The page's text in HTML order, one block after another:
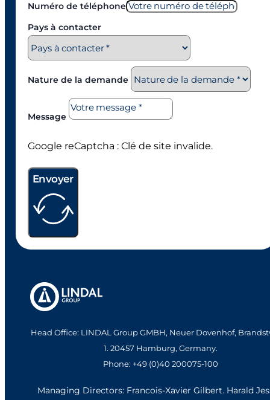
Numéro de téléphone
Pays à contacter
Nature de la demande
Message
Google reCaptcha : Clé de site invalide.
Envoyer
Head Office: LINDAL Group GMBH, Neuer Dovenhof,
1. 20457 Hamburg, Germany.
Phone: +49 (0)40 200075-100
Managing Directors: Francois-Xavier Gilbert. Harald